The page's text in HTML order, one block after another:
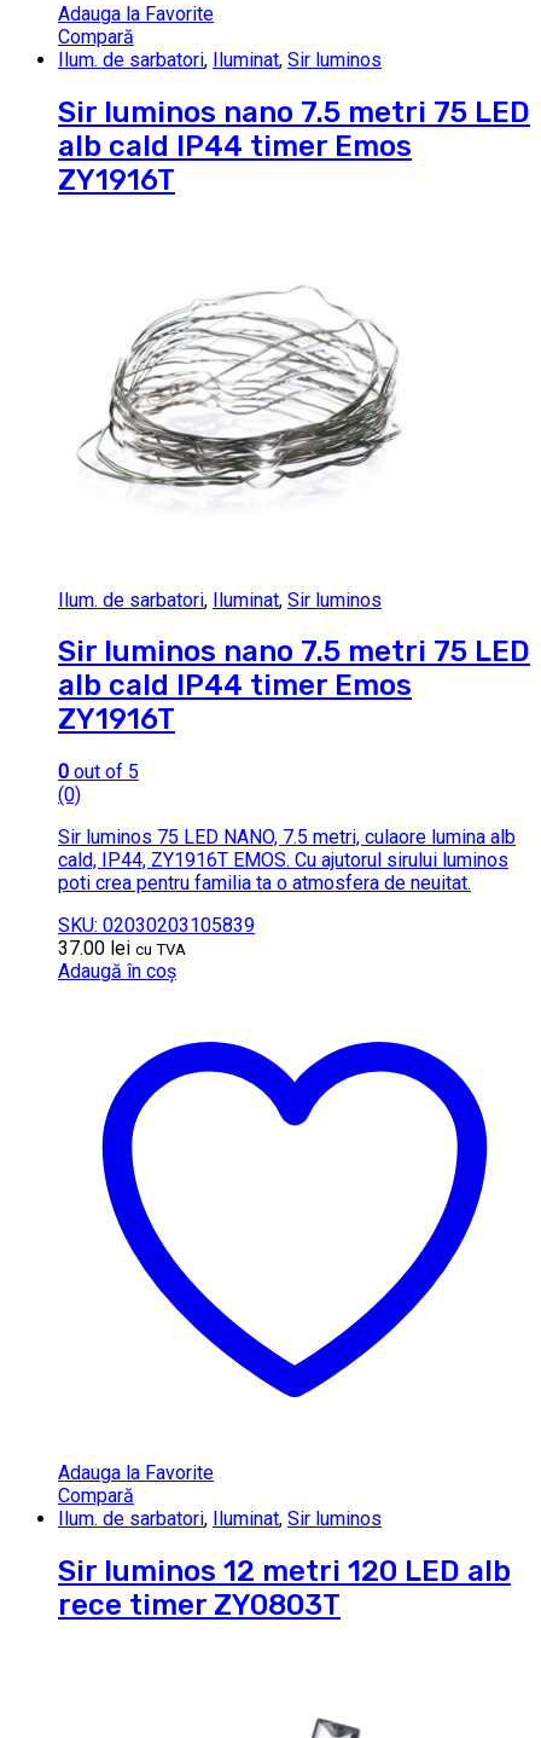
Adauga la Favorite
Compară
Ilum. de sarbatori, Iluminat, Sir luminos
Sir luminos nano 7.5 metri 75 LED
alb cald IP44 timer Emos
ZY1916T
Ilum. de sarbatori, Iluminat, Sir luminos
Sir luminos nano 7.5 metri 75 LED
alb cald IP44 timer Emos
ZY1916T
0 out of 5
(0)
Sir luminos 75 LED NANO, 7.5 metri, culaore lumina alb
cald, IP44, ZY1916T EMOS. Cu ajutorul sirului luminos
poti crea pentru familia ta o atmosfera de neuitat.
SKU: 02030203105839
37.00 lei cu TVA
Adaugă în coș
Adauga la Favorite
Compară
Ilum. de sarbatori, Iluminat, Sir luminos
Sir luminos 12 metri 120 LED alb
rece timer ZY0803T